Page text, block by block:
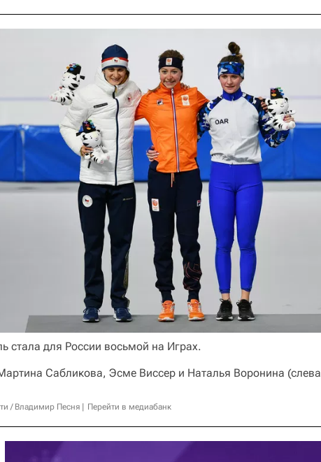
стала для России восьмой на Играх.
Сабликова, Эсме Виссер и Наталья Воронина (слева
/ Владимир Песня Перейти в медиабанк